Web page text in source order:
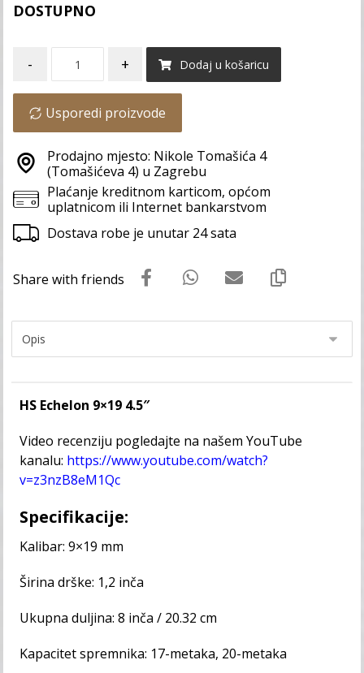
DOSTUPNO
- + Dodaj u košaricu
Usporedi proizvode
Prodajno mjesto: Nikole Tomašića 4
(Tomašićeva 4) u Zagrebu
Plaćanje kreditnom karticom, općom
uplatnicom ili Internet bankarstvom
Dostava robe je unutar 24 sata
HS Echelon 9×19 4.5″
Video recenziju pogledajte na našem YouTube
kanalu: https://www.youtube.com/watch?
v=z3nzB8eM1Qc
Specifikacije:
Kalibar: 9×19 mm
Širina drške: 1,2 inča
Ukupna duljina: 8 inča / 20.32 cm
Kapacitet spremnika: 17-metaka, 20-metaka